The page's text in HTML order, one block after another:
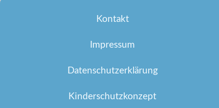
Kontakt
Impressum
Datenschutzerklärung
Kinderschutzkonzept